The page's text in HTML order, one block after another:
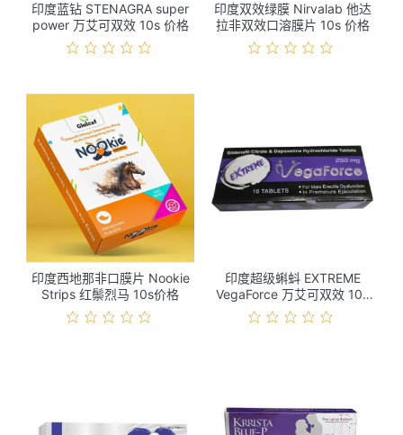
印度蓝钻 STENAGRA super
power 万艾可双效 10s 价格
印度双效绿膜 Nirvalab 他达
拉非双效口溶膜片 10s 价格
印度西地那非口膜片 Nookie
Strips 红鬃烈马 10s价格
印度超级蝌蚪 EXTREME
VegaForce 万艾可双效 10s
价格